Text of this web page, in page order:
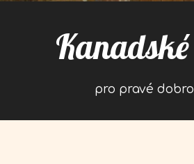
pro pravé